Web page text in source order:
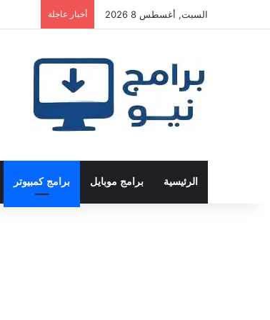
السبت, أغسطس 8 2026 أخبار عاجلة
الرئيسية برامج موبايل برامج كمبيوتر